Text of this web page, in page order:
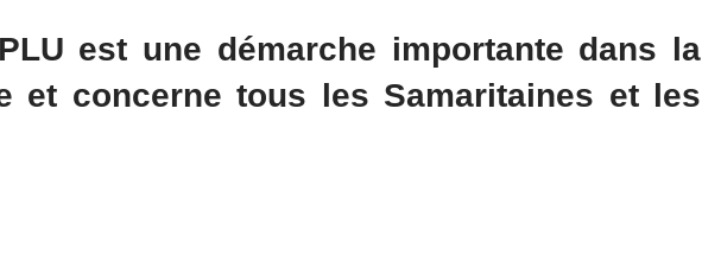
est une démarche importante dans la
et concerne tous les Samaritaines et les